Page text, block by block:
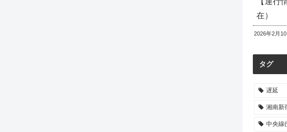
在）
2026年2月10
タグ
遅延
湘南新
中央線